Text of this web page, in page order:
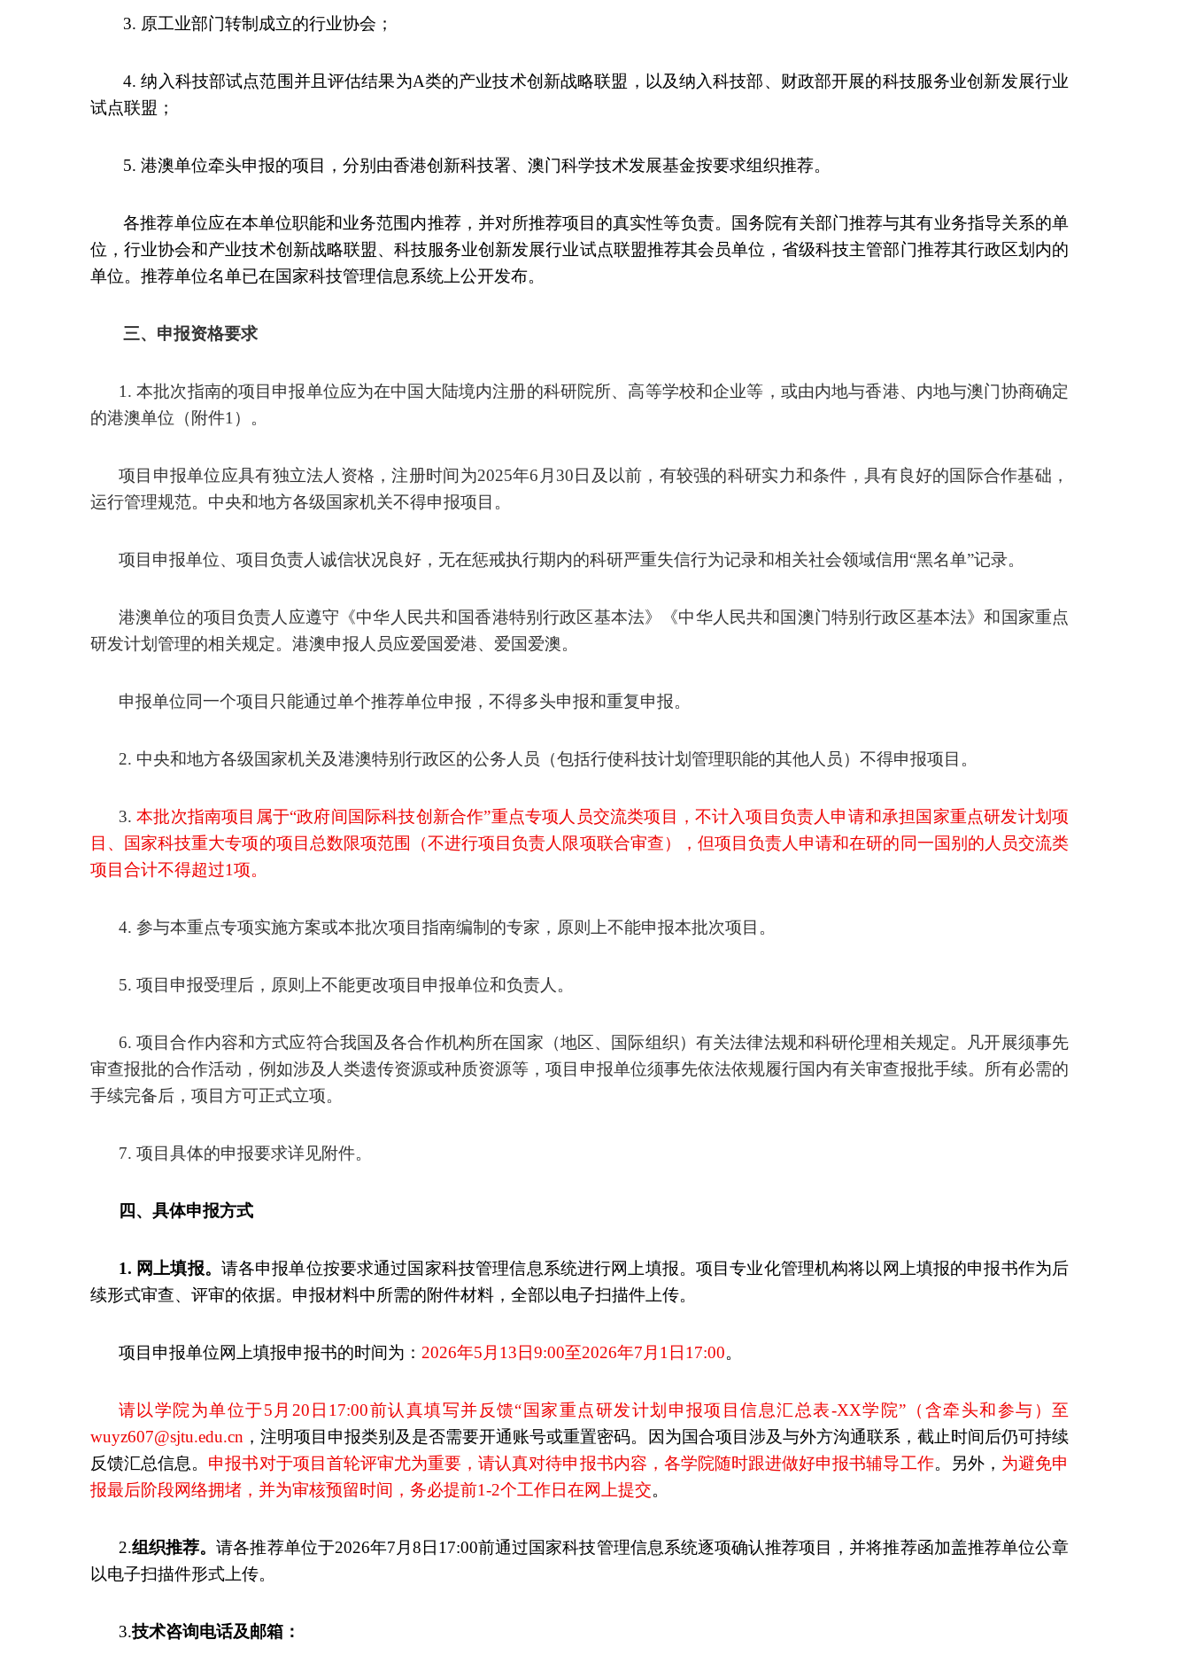
3. 原工业部门转制成立的行业协会；
4.纳入科技部试点范围并且评估结果为A类的产业技术创新战略联盟，以及纳入科技部、财政部开展的科技服务业创新发展行业
试点联盟；
5.港澳单位牵头申报的项目，分别由香港创新科技署、澳门科学技术发展基金按要求组织推荐。
各推荐单位应在本单位职能和业务范围内推荐，并对所推荐项目的真实性等负责。国务院有关部门推荐与其有业务指导关系的单
位，行业协会和产业技术创新战略联盟、科技服务业创新发展行业试点联盟推荐其会员单位，省级科技主管部门推荐其行政区划内的
单位。推荐单位名单已在国家科技管理信息系统上公开发布。
三、申报资格要求
1.本批次指南的项目申报单位应为在中国大陆境内注册的科研院所、高等学校和企业等，或由内地与香港、内地与澳门协商确定
的港澳单位（附件1 ）。
项目申报单位应具有独立法人资格，注册时间为2025年6 月 30 日及以前，有较强的科研实力和条件，具有良好的国际合作基础，
运行管理规范。中央和地方各级国家机关不得申报项目。
项目申报单位、项目负责人诚信状况良好，无在惩戒执行期内的科研严重失信行为记录和相关社会领域信用“黑名单”记录。
港澳单位的项目负责人应遵守《中华人民共和国香港特别行政区基本法》《中华人民共和国澳门特别行政区基本法》和国家重点
研发计划管理的相关规定。港澳申报人员应爱国爱港、爱国爱澳。
申报单位同一个项目只能通过单个推荐单位申报，不得多头申报和重复申报。
2. 中央和地方各级国家机关及港澳特别行政区的公务人员（包括行使科技计划管理职能的其他人员）不得申报项目。
3.本批次指南项目属于“政府间国际科技创新合作”重点专项人员交流类项目，不计入项目负责人申请和承担国家重点研发计划项
目、国家科技重大专项的项目总数限项范围（不进行项目负责人限项联合审查），但项目负责人申请和在研的同一国别的人员交流类
项目合计不得超过1项。
4. 参与本重点专项实施方案或本批次项目指南编制的专家，原则上不能申报本批次项目。
5. 项目申报受理后，原则上不能更改项目申报单位和负责人。
6.项目合作内容和方式应符合我国及各合作机构所在国家（地区、国际组织）有关法律法规和科研伦理相关规定。凡开展须事先
审查报批的合作活动，例如涉及人类遗传资源或种质资源等，项目申报单位须事先依法依规履行国内有关审查报批手续。所有必需的
手续完备后，项目方可正式立项。
7. 项目具体的申报要求详见附件。
四、具体申报方式
1. 网上填报。 请各申报单位按要求通过国家科技管理信息系统进行网上填报。项目专业化管理机构将以网上填报的申报书作为后
续形式审查、评审的依据。申报材料中所需的附件材料，全部以电子扫描件上传。
项目申报单位网上填报申报书的时间为： 2026年5 月 13 日9:00至2026年7 月 1 日 17:00。
请以学院为单位于5 月 20 日 17:00前认真填写并反馈“国家重点研发计划申报项目信息汇总表-XX学院”（含牵头和参与）至
wuyz607@sjtu.edu.cn ，注明项目申报类别及是否需要开通账号或重置密码。因为国合项目涉及与外方沟通联系，截止时间后仍可持续
反馈汇总信息。 申报书对于项目首轮评审尤为重要，请认真对待申报书内容，各学院随时跟进做好申报书辅导工作。另外， 为避免申
报最后阶段网络拥堵，并为审核预留时间，务必提前1-2个工作日在网上提交。
2.组织推荐。请各推荐单位于2026年7 月 8 日 17:00前通过国家科技管理信息系统逐项确认推荐项目，并将推荐函加盖推荐单位公章
以电子扫描件形式上传。
3.技术咨询电话及邮箱：